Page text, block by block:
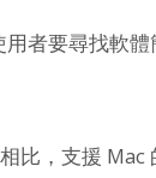
者要尋找軟
比，支援 Mac